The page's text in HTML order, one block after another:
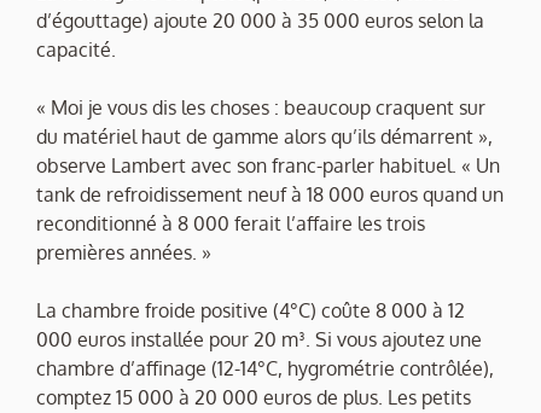
d’égouttage) ajoute 20 000 à 35 000 euros selon la
capacité.
« Moi je vous dis les choses : beaucoup craquent sur
du matériel haut de gamme alors qu’ils démarrent »,
observe Lambert avec son franc-parler habituel. « Un
tank de refroidissement neuf à 18 000 euros quand un
reconditionné à 8 000 ferait l’affaire les trois
premières années. »
La chambre froide positive (4°C) coûte 8 000 à 12
000 euros installée pour 20 m³. Si vous ajoutez une
chambre d’affinage (12-14°C, hygrométrie contrôlée),
comptez 15 000 à 20 000 euros de plus. Les petits